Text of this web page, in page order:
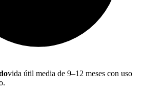
vida útil media de 9–12 meses con uso